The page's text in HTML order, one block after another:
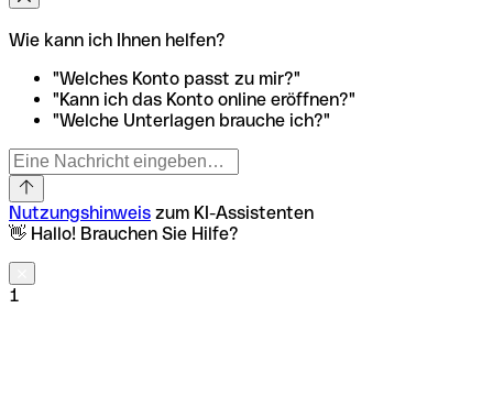
Wie kann ich Ihnen helfen?
"Welches Konto passt zu mir?"
"Kann ich das Konto online eröffnen?"
"Welche Unterlagen brauche ich?"
Nutzungshinweis zum KI-Assistenten
👋 Hallo! Brauchen Sie Hilfe?
1